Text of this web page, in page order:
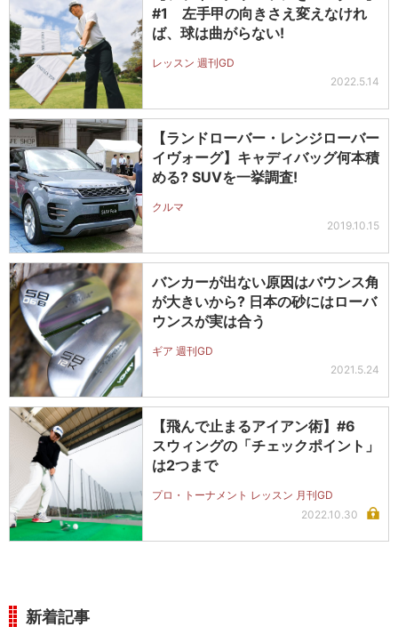
#1 左手甲の向きさえ変えなけれ
ば、球は曲がらない!
レッスン 週刊GD
2022.5.14
【ランドローバー・レンジローバー
イヴォーグ】キャディバッグ何本積
める? SUVを一挙調査!
クルマ
2019.10.15
バンカーが出ない原因はバウンス角
が大きいから? 日本の砂にはローバ
ウンスが実は合う
ギア 週刊GD
2021.5.24
【飛んで止まるアイアン術】#6
スウィングの「チェックポイント」
は2つまで
プロ・トーナメント レッスン 月刊GD
2022.10.30
新着記事